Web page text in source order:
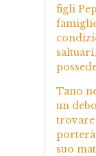
figli
Tano
un
trovare
suo